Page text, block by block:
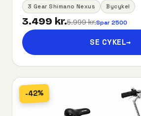
3 Gear Shimano Nexus Bycykel
3.499 kr.5.999 kr.Spar 2500
SE CYKEL→
-42%